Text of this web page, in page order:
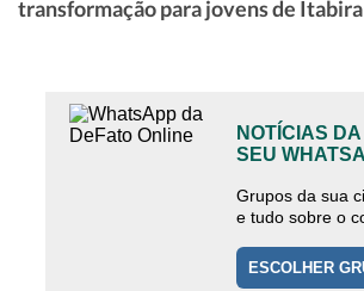
transformação para jovens de Itabira